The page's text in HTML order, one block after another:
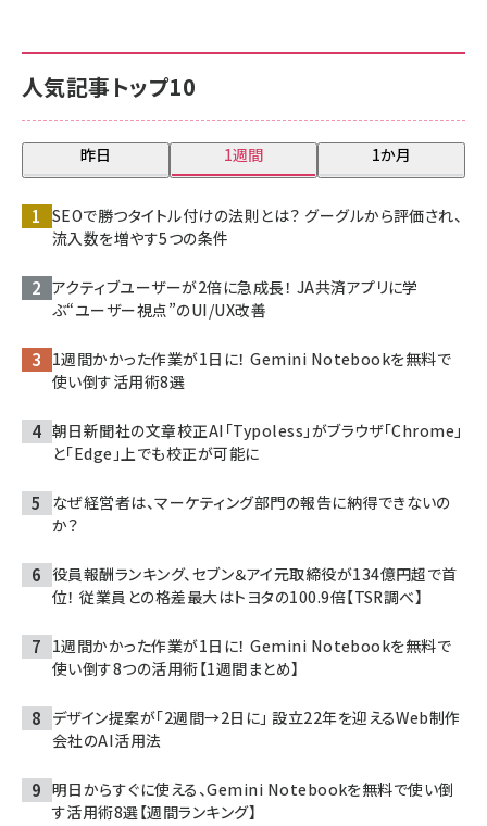
人気記事トップ10
昨日 1週間 1か月
SEOで勝つタイトル付けの法則とは？ グーグルから評価され、
流入数を増やす5つの条件
アクティブユーザーが2倍に急成長！ JA共済アプリに学
ぶ“ユーザー視点”のUI/UX改善
1週間かかった作業が1日に！ Gemini Notebookを無料で
使い倒す活用術8選
朝日新聞社の文章校正AI「Typoless」がブラウザ「Chrome」
と「Edge」上でも校正が可能に
なぜ経営者は、マーケティング部門の報告に納得できないの
か？
役員報酬ランキング、セブン＆アイ元取締役が134億円超で首
位！ 従業員との格差最大はトヨタの100.9倍【TSR調べ】
1週間かかった作業が1日に！ Gemini Notebookを無料で
使い倒す8つの活用術【1週間まとめ】
デザイン提案が「2週間→2日に」 設立22年を迎えるWeb制作
会社のAI活用法
明日からすぐに使える、Gemini Notebookを無料で使い倒
す活用術8選【週間ランキング】